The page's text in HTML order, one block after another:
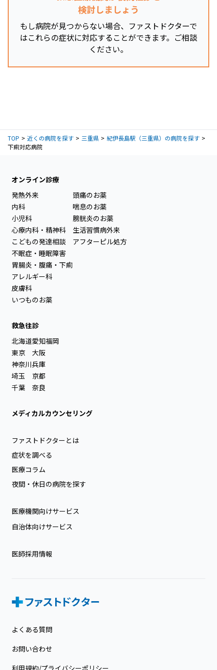
検討しましょう
もし病院が見つからない場合、ファストドクターで
はこれらの症状に対応することができます。ご相談
ください。
TOP 近くの病院を探す 三重県
紀伊長島駅（三重県）の病院を探す
下痢対応病院
オンライン診療
発熱外来
内科
小児科
心療内科・精神科
こどもの発達相談
不眠症・睡眠障害
胃腸炎・腹痛・下痢
アレルギー科
皮膚科
いつものお薬
頭痛のお薬
喘息のお薬
膀胱炎のお薬
生活習慣病外来
アフターピル処方
救急往診
北海道
東京
神奈川
埼玉
千葉
愛知
大阪
兵庫
京都
奈良
福岡
メディカルカウンセリング
ファストドクターとは
症状を調べる
医療コラム
夜間・休日の病院を探す
医療機関向けサービス
自治体向けサービス
医師採用情報
よくある質問
お問い合わせ